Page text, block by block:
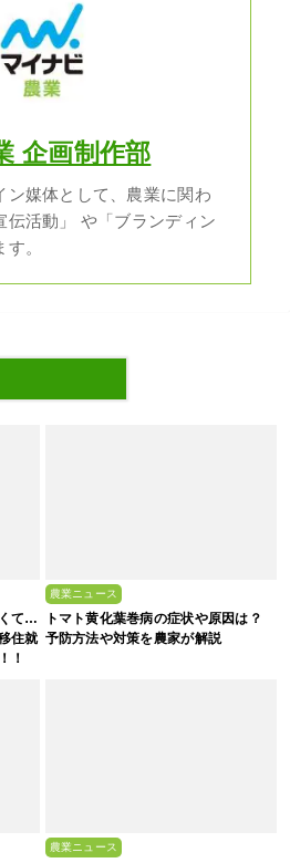
企画制作部
ン媒体として、農業に関わ
伝活動」 や「ブランディン
。
て…
住就
！
農業ニュース
トマト黄化葉巻病の症状や原因は？
予防方法や対策を農家が解説
農業ニュース